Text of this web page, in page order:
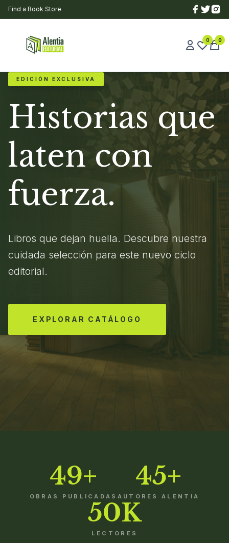
Find a Book Store
0 0
EDICIÓN EXCLUSIVA
Historias que
laten con
fuerza.
Libros que dejan huella. Descubre nuestra
cuidada selección para este nuevo ciclo
editorial.
EXPLORAR CATÁLOGO
49+
OBRAS PUBLICADAS
45+
AUTORES ALENTIA
50K
LECTORES